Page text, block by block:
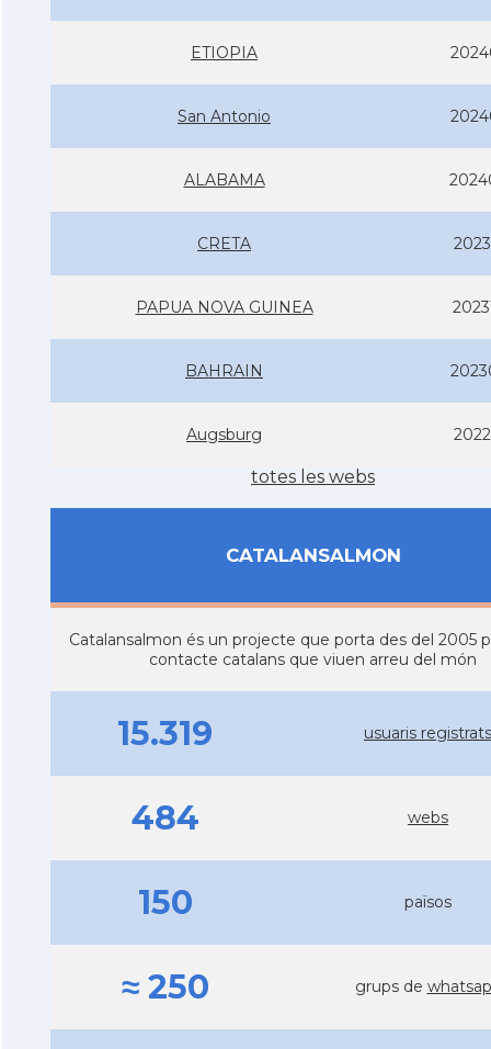
ETIOPIA
San Antonio
ALABAMA
CRETA
PAPUA NOVA GUINEA
BAHRAIN
Augsburg
totes les webs
CATALANSALMON
Catalansalmon és un projecte que porta des del 2005
contacte catalans que viuen arreu del món
15.319 usuaris registrats
484 webs
150 països
≈ 250 grups de